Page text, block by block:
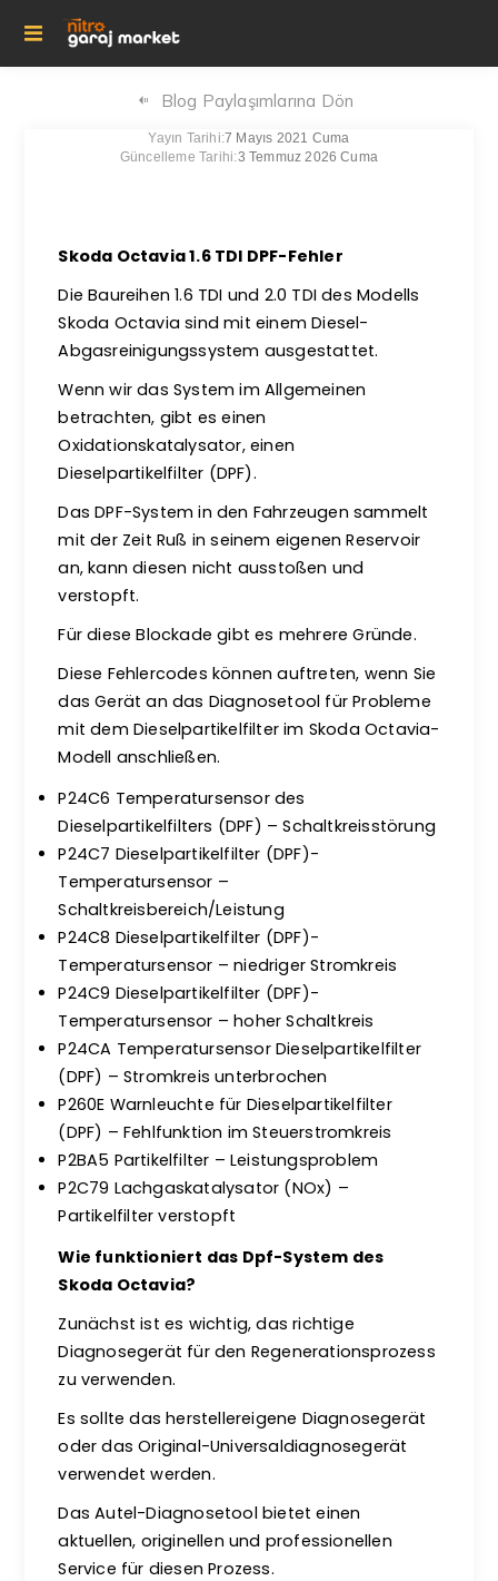
Blog Paylaşımlarına Dön
Yayın Tarihi:7 Mayıs 2021 Cuma
Güncelleme Tarihi:3 Temmuz 2026 Cuma
Skoda Octavia 1.6 TDI DPF-Fehler
Die Baureihen 1.6 TDI und 2.0 TDI des Modells
Skoda Octavia sind mit einem Diesel-
Abgasreinigungssystem ausgestattet.
Wenn wir das System im Allgemeinen
betrachten, gibt es einen
Oxidationskatalysator, einen
Dieselpartikelfilter (DPF).
Das DPF-System in den Fahrzeugen sammelt
mit der Zeit Ruß in seinem eigenen Reservoir
an, kann diesen nicht ausstoßen und
verstopft.
Für diese Blockade gibt es mehrere Gründe.
Diese Fehlercodes können auftreten, wenn Sie
das Gerät an das Diagnosetool für Probleme
mit dem Dieselpartikelfilter im Skoda Octavia-
Modell anschließen.
P24C6 Temperatursensor des
Dieselpartikelfilters (DPF) – Schaltkreisstörung
P24C7 Dieselpartikelfilter (DPF)-
Temperatursensor –
Schaltkreisbereich/Leistung
P24C8 Dieselpartikelfilter (DPF)-
Temperatursensor – niedriger Stromkreis
P24C9 Dieselpartikelfilter (DPF)-
Temperatursensor – hoher Schaltkreis
P24CA Temperatursensor Dieselpartikelfilter
(DPF) – Stromkreis unterbrochen
P260E Warnleuchte für Dieselpartikelfilter
(DPF) – Fehlfunktion im Steuerstromkreis
P2BA5 Partikelfilter – Leistungsproblem
P2C79 Lachgaskatalysator (NOx) –
Partikelfilter verstopft
Wie funktioniert das Dpf-System des
Skoda Octavia?
Zunächst ist es wichtig, das richtige
Diagnosegerät für den Regenerationsprozess
zu verwenden.
Es sollte das herstellereigene Diagnosegerät
oder das Original-Universaldiagnosegerät
verwendet werden.
Das Autel-Diagnosetool bietet einen
aktuellen, originellen und professionellen
Service für diesen Prozess.